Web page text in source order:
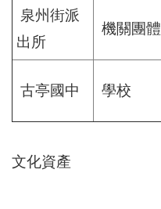
泉州街派
出所
機關團體
古亭國中 學校
文化資產